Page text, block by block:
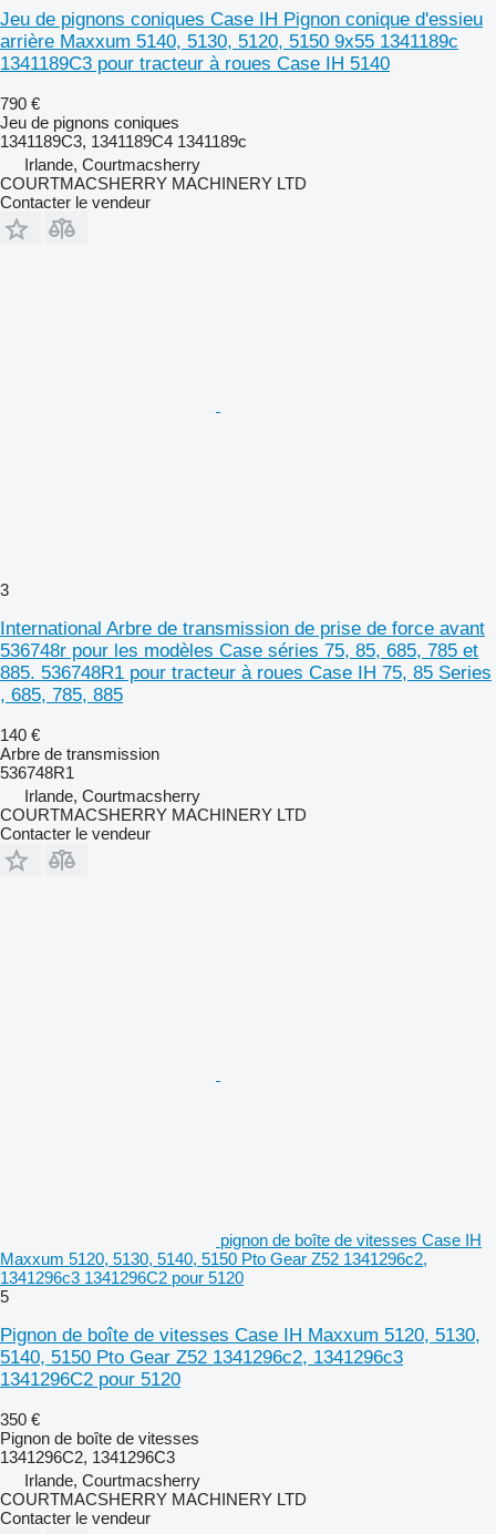
Jeu de pignons coniques Case IH Pignon conique d'essieu
arrière Maxxum 5140, 5130, 5120, 5150 9x55 1341189c
1341189C3 pour tracteur à roues Case IH 5140
790 €
Jeu de pignons coniques
1341189C3, 1341189C4 1341189c
Irlande, Courtmacsherry
COURTMACSHERRY MACHINERY LTD
Contacter le vendeur
3
International Arbre de transmission de prise de force avant
536748r pour les modèles Case séries 75, 85, 685, 785 et
885. 536748R1 pour tracteur à roues Case IH 75, 85 Series
, 685, 785, 885
140 €
Arbre de transmission
536748R1
Irlande, Courtmacsherry
COURTMACSHERRY MACHINERY LTD
Contacter le vendeur
pignon de boîte de vitesses Case IH
Maxxum 5120, 5130, 5140, 5150 Pto Gear Z52 1341296c2,
1341296c3 1341296C2 pour 5120
5
Pignon de boîte de vitesses Case IH Maxxum 5120, 5130,
5140, 5150 Pto Gear Z52 1341296c2, 1341296c3
1341296C2 pour 5120
350 €
Pignon de boîte de vitesses
1341296C2, 1341296C3
Irlande, Courtmacsherry
COURTMACSHERRY MACHINERY LTD
Contacter le vendeur